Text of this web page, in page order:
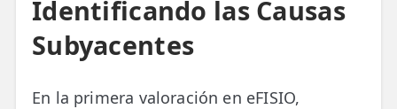
Identificando las Causas
Subyacentes
En la primera valoración en eFISIO,